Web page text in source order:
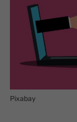
Pixabay